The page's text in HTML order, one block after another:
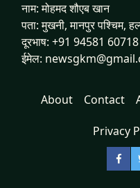
नाम: मोहमद शौएब खान
पता: मुखनी, मानपुर पश्चिम,
दूरभाष: +91 94581 60718
ईमेल:
About Contact
Privacy